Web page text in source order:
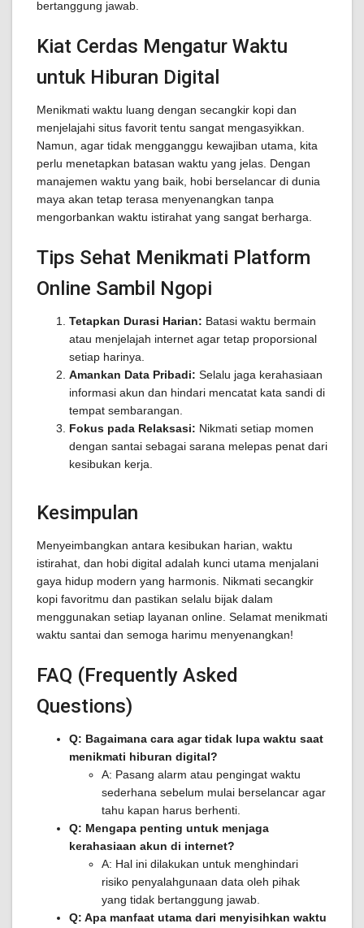
bertanggung jawab.
Kiat Cerdas Mengatur Waktu
untuk Hiburan Digital
Menikmati waktu luang dengan secangkir kopi dan
menjelajahi situs favorit tentu sangat mengasyikkan.
Namun, agar tidak mengganggu kewajiban utama, kita
perlu menetapkan batasan waktu yang jelas. Dengan
manajemen waktu yang baik, hobi berselancar di dunia
maya akan tetap terasa menyenangkan tanpa
mengorbankan waktu istirahat yang sangat berharga.
Tips Sehat Menikmati Platform
Online Sambil Ngopi
Tetapkan Durasi Harian: Batasi waktu bermain
atau menjelajah internet agar tetap proporsional
setiap harinya.
Amankan Data Pribadi: Selalu jaga kerahasiaan
informasi akun dan hindari mencatat kata sandi di
tempat sembarangan.
Fokus pada Relaksasi: Nikmati setiap momen
dengan santai sebagai sarana melepas penat dari
kesibukan kerja.
Kesimpulan
Menyeimbangkan antara kesibukan harian, waktu
istirahat, dan hobi digital adalah kunci utama menjalani
gaya hidup modern yang harmonis. Nikmati secangkir
kopi favoritmu dan pastikan selalu bijak dalam
menggunakan setiap layanan online. Selamat menikmati
waktu santai dan semoga harimu menyenangkan!
FAQ (Frequently Asked
Questions)
Q: Bagaimana cara agar tidak lupa waktu saat
menikmati hiburan digital?
A: Pasang alarm atau pengingat waktu
sederhana sebelum mulai berselancar agar
tahu kapan harus berhenti.
Q: Mengapa penting untuk menjaga
kerahasiaan akun di internet?
A: Hal ini dilakukan untuk menghindari
risiko penyalahgunaan data oleh pihak
yang tidak bertanggung jawab.
Q: Apa manfaat utama dari menyisihkan waktu